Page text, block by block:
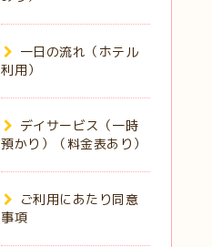
一日の流れ（ホテル
利用）
デイサービス（一時
預かり）（料金表あり）
ご利用にあたり同意
事項